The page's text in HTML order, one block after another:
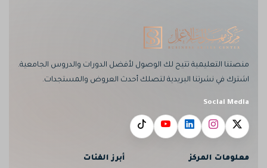
منصتنا التعليمية تتيح لك الوصول لأفضل الدورات والدروس الجامعية.
اشترك في نشرتنا البريدية لتصلك أحدث العروض والمستجدات.
Social Media
معلومات المركز أبرز الفئات